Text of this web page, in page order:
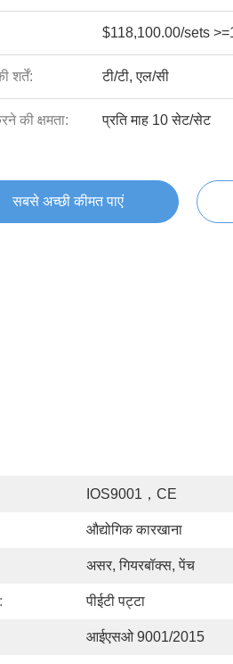
$118,100.00/sets
शर्तें: टी/टी, एल/सी
की क्षमता: प्रति माह 10 सेट/सेट
सबसे अच्छी कीमत पाएं
IOS9001，CE
औद्योगिक कारखाना
असर, गियरबॉक्स, पेंच
पीईटी पट्टा
आईएसओ 9001/2015